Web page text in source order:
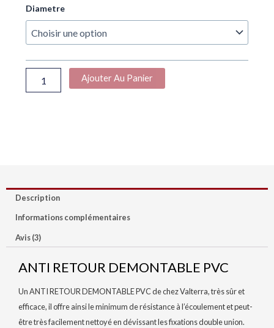
Prix :
À
189,00 €
Diametre
quantité
de
Anti
Retour
PVC
Ajouter Au Panier
Description
Informations complémentaires
Avis (3)
ANTI RETOUR DEMONTABLE PVC
Un ANTI RETOUR DEMONTABLE PVC de chez Valterra, très sûr et
efficace, il offre ainsi le minimum de résistance à l’écoulement et peut-
être très facilement nettoyé en dévissant les fixations double union.